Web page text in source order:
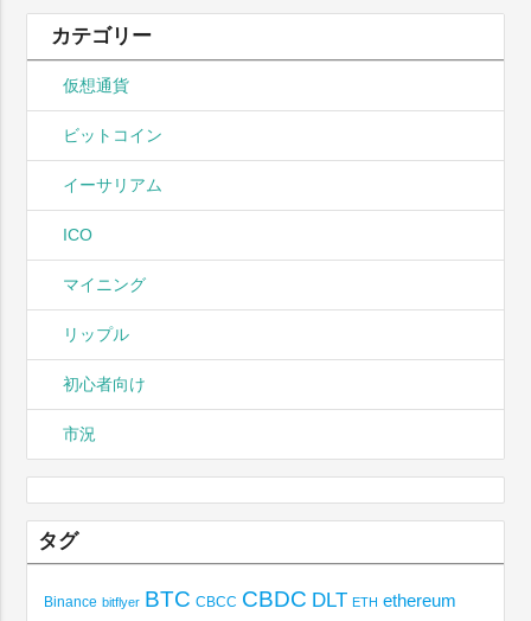
カテゴリー
仮想通貨
ビットコイン
イーサリアム
ICO
マイニング
リップル
初心者向け
市況
タグ
Binance bitflyer BTC CBCC CBDC DLT ETH ethereum